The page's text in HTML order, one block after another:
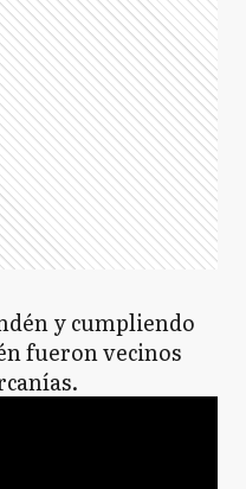
y cumpliendo
fueron vecinos